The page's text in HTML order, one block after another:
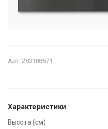
Арт. 283188571
Характеристики
Высота (см)